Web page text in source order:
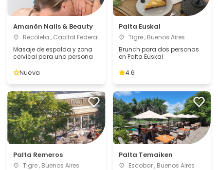
Amanön Nails & Beauty
Recoleta , Capital Federal
Masaje de espalda y zona
cervical para una persona
Nueva
Palta Euskal
Tigre , Buenos Aires
Brunch para dos personas
en Palta Euskal
4.6
Palta Remeros
Tigre , Buenos Aires
Palta Temaiken
Escobar , Buenos Aires